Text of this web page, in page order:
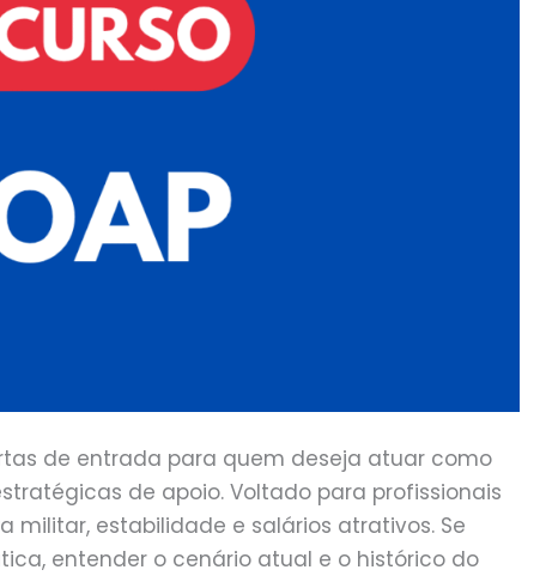
de entrada para quem deseja atuar como
de apoio. Voltado para profissionais
militar, estabilidade e salários atrativos. Se
entender o cenário atual e o histórico do